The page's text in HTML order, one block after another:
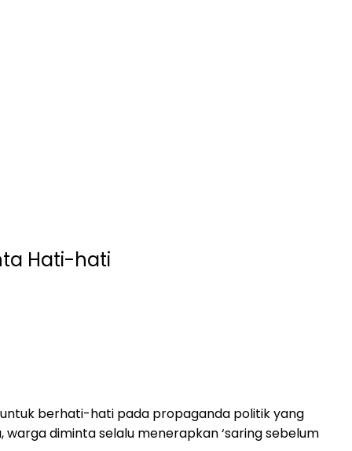
Hati-hati
berhati-hati pada propaganda politik yang
diminta selalu menerapkan ‘saring sebelum